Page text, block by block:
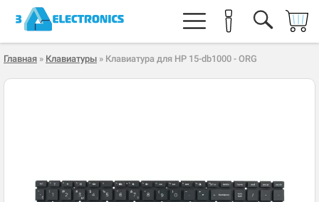
Главная » Клавиатуры » Клавиатура для HP 15-db1000 - ORG